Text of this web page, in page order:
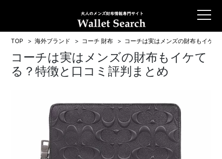
TOP 海外ブランド コーチ 財布 コーチは実はメンズの財布もイケ
コーチは実はメンズの財布もイケて
る？特徴と口コミ評判まとめ